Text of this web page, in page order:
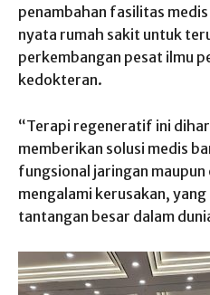
penambahan fasilitas
nyata rumah sakit untuk
perkembangan pesat ilmu
kedokteran.
“Terapi regeneratif ini
memberikan solusi medis
fungsional jaringan
mengalami kerusakan, yang
tantangan besar dalam